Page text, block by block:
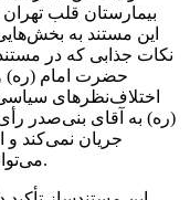
بیمارستان قلب
این مستند به
نکات جذابی که در
حضرت امام (ره)
اختلاف‌نظرهای
(ره) به آقای بنی‌صدر
جریان نمی‌کند و
می‌توانید به هر کسی که دوست دارید، رأی بدهید.